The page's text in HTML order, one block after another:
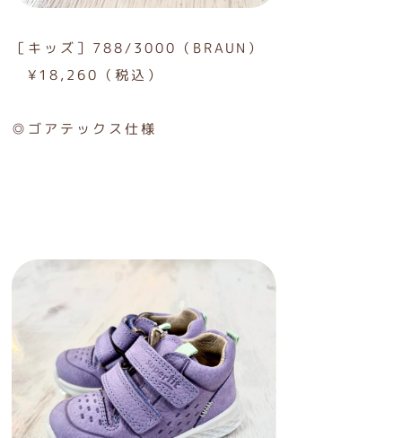
［キッズ］788/3000（BRAUN）
¥18,260（税込）
◎ゴアテックス仕様